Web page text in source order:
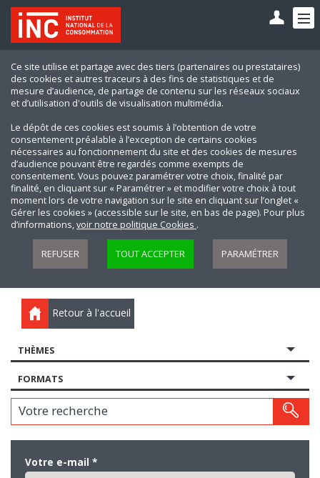
Ce site utilise et partage avec des tiers (partenaires ou prestataires)
des cookies et autres traceurs à des fins de statistiques et de
mesure d’audience, de partage de contenu sur les réseaux sociaux
et d’utilisation d'outils de visualisation multimédia.
Le dépôt de ces cookies est soumis à l’obtention de votre
consentement préalable à l’exception de certains cookies
nécessaires au fonctionnement du site et des cookies de mesures
d’audience pouvant être regardés comme exempts de
consentement. Vous pouvez paramétrer votre choix, finalité par
finalité, en cliquant sur « Paramétrer » et modifier votre choix à tout
moment lors de votre navigation sur le site en cliquant sur l’onglet «
Gérer les cookies » (accessible sur le site, en bas de page). Pour plus
d’informations,voir notre politique Cookies .
REFUSER TOUT ACCEPTER PARAMÉTRER
Retour à l'accueil
THÈMES
FORMATS
Votre recherche
Votre e-mail *